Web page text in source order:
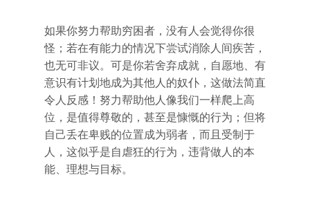
如果你努力帮助穷困者，没有人会觉得你很
怪；若在有能力的情况下尝试消除人间疾苦，
也无可非议。可是你若舍弃成就，自愿地、有
意识有计划地成为其他人的奴仆，这做法简直
令人反感！努力帮助他人像我们一样爬上高
位，是值得尊敬的，甚至是慷慨的行为；但将
自己丢在卑贱的位置成为弱者，而且受制于
人，这似乎是自虐狂的行为，违背做人的本
能、理想与目标。